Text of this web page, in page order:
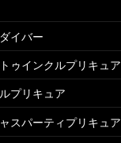
イバー
ゥインクルプリキュア
プリキュア
スパーティプリキュア